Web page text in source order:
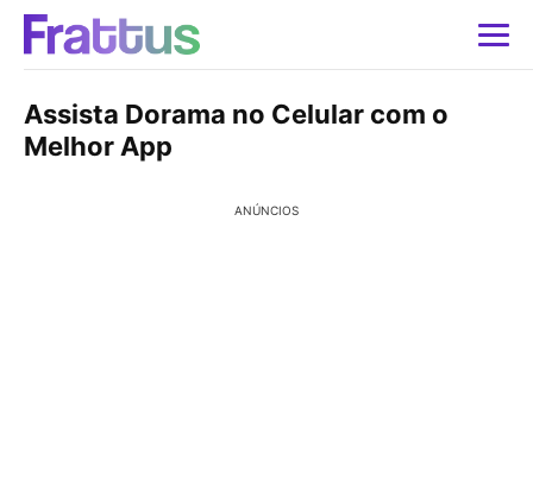
Assista Dorama no Celular com o
Melhor App
ANÚNCIOS